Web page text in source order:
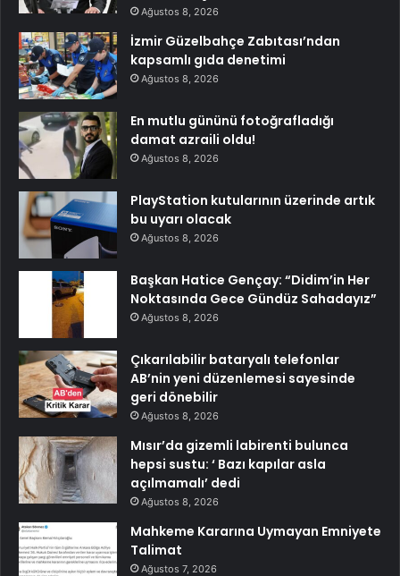
Ağustos 8, 2026
İzmir Güzelbahçe Zabıtası’ndan
kapsamlı gıda denetimi
Ağustos 8, 2026
En mutlu gününü fotoğrafladığı
damat azraili oldu!
Ağustos 8, 2026
PlayStation kutularının üzerinde artık
bu uyarı olacak
Ağustos 8, 2026
Başkan Hatice Gençay: “Didim’in Her
Noktasında Gece Gündüz Sahadayız”
Ağustos 8, 2026
Çıkarılabilir bataryalı telefonlar
AB’nin yeni düzenlemesi sayesinde
geri dönebilir
Ağustos 8, 2026
Mısır’da gizemli labirenti bulunca
hepsi sustu: ‘ Bazı kapılar asla
açılmamalı’ dedi
Ağustos 8, 2026
Mahkeme Kararına Uymayan Emniyete
Talimat
Ağustos 7, 2026